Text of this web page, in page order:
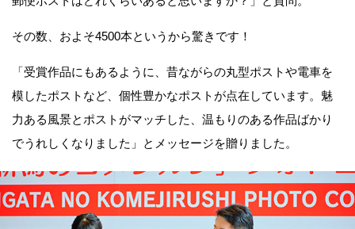
その数、およそ4500本というから驚きです！
「受賞作品にもあるように、昔ながらの丸型ポストや電車を
模したポストなど、個性豊かなポストが点在しています。魅
力ある風景とポストがマッチした、温もりのある作品ばかり
でうれしくなりました」とメッセージを贈りました。